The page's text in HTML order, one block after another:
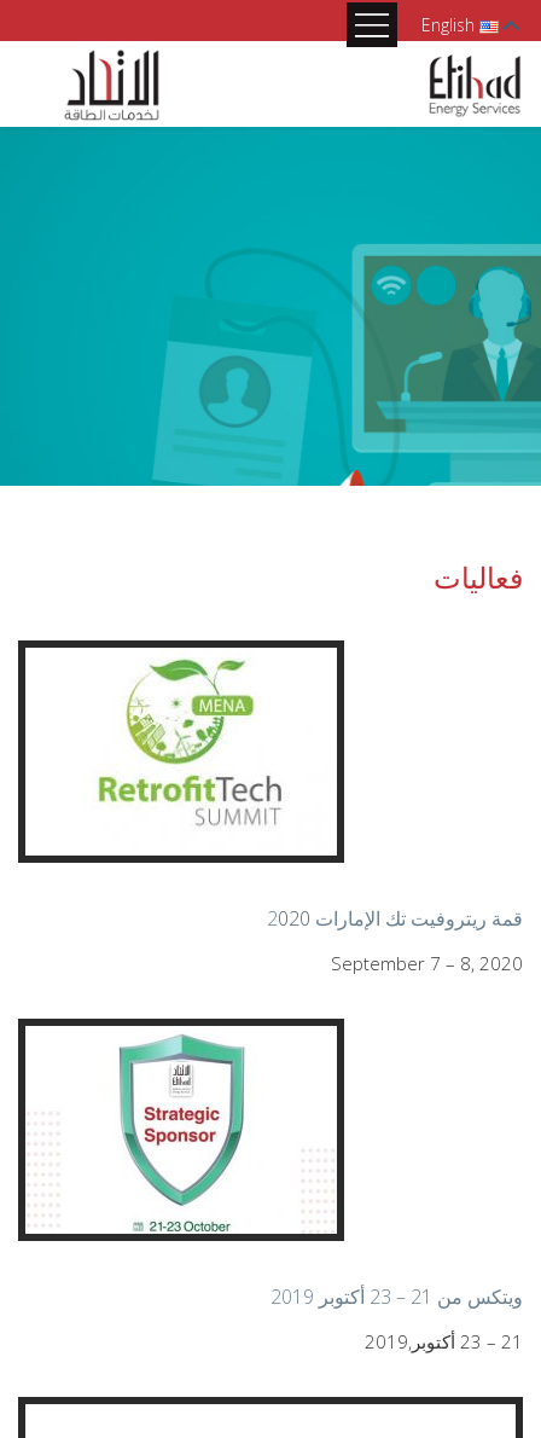
English
فعاليات
قمة ريتروفيت تك الإمارات 2 020
September 7 – 8, 2020
ويتكس من 21 – 23 أكتوبر 2019
21 – 23 أكتوبر,2019